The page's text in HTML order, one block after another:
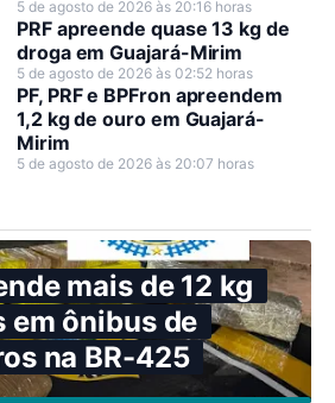
5 de agosto de 2026 às 20:16 horas
PRF apreende quase 13 kg de
droga em Guajará-Mirim
5 de agosto de 2026 às 02:52 horas
PF, PRF e BPFron apreendem
1,2 kg de ouro em Guajará-
Mirim
5 de agosto de 2026 às 20:07 horas
mais de 12 kg
em ônibus de
na BR-425